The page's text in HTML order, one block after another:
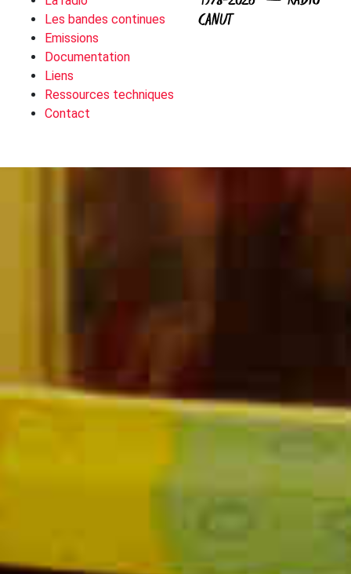
Les bandes continues
Emissions
Documentation
Liens
Ressources techniques
Contact
CANUT